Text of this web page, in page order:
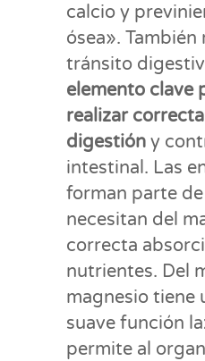
calcio y
ósea». También
tránsito
elemento clave
realizar
digestión y
intestinal. Las
forman parte
necesitan del
correcta
nutrientes. Del
magnesio tiene
suave función
permite al